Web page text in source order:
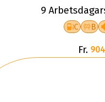
9
C B
Fr.